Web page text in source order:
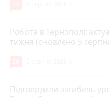
Робота в Тернополі:
тижня (оновлено 5
Підтвердили загибель